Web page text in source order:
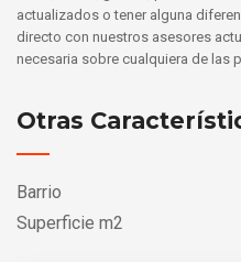
actualizados o tener alguna
directo con nuestros asesores
necesaria sobre cualquiera de las
Otras
Barrio
Superficie m2